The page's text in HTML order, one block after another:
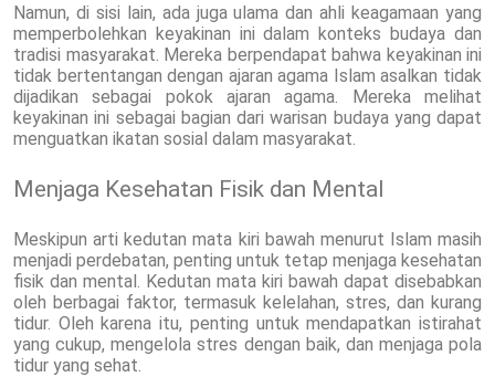
Namun, di sisi lain, ada juga ulama dan ahli keagamaan yang
memperbolehkan keyakinan ini dalam konteks budaya dan
tradisi masyarakat. Mereka berpendapat bahwa keyakinan ini
tidak bertentangan dengan ajaran agama Islam asalkan tidak
dijadikan sebagai pokok ajaran agama. Mereka melihat
keyakinan ini sebagai bagian dari warisan budaya yang dapat
menguatkan ikatan sosial dalam masyarakat.
Menjaga Kesehatan Fisik dan Mental
Meskipun arti kedutan mata kiri bawah menurut Islam masih
menjadi perdebatan, penting untuk tetap menjaga kesehatan
fisik dan mental. Kedutan mata kiri bawah dapat disebabkan
oleh berbagai faktor, termasuk kelelahan, stres, dan kurang
tidur. Oleh karena itu, penting untuk mendapatkan istirahat
yang cukup, mengelola stres dengan baik, dan menjaga pola
tidur yang sehat.